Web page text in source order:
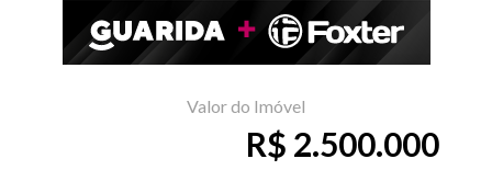
Valor do Imóvel
R$ 2.500.000